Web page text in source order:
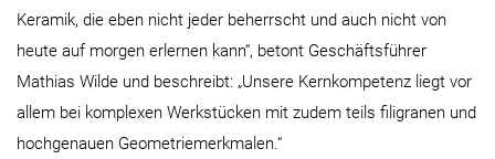
Keramik, die eben nicht jeder beherrscht und auch nicht von
heute auf morgen erlernen kann“, betont Geschäftsführer
Mathias Wilde und beschreibt: „Unsere Kernkompetenz liegt vor
allem bei komplexen Werkstücken mit zudem teils filigranen und
hochgenauen Geometriemerkmalen.“